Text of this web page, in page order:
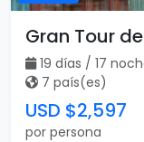
Gran Tour
19 días / 17
7 país(es)
USD $2,597
por persona